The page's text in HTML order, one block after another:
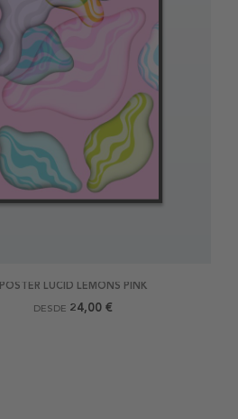
POSTER LUCID LEMONS PINK
DESDE 24,00 €